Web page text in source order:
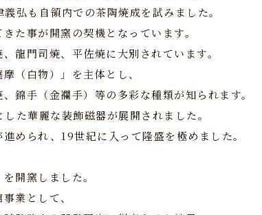
弘も自領内での茶陶焼成を試みました。
た事が開窯の契機となっています。
龍門司焼、平佐焼に大別されています。
（白物）」を主体とし、
錦手（金襴手）等の多彩な種類が知られます。
た華麗な装飾磁器が展開されました。
められ、19世紀に入って隆盛を極めました。
開窯しました。
業として、